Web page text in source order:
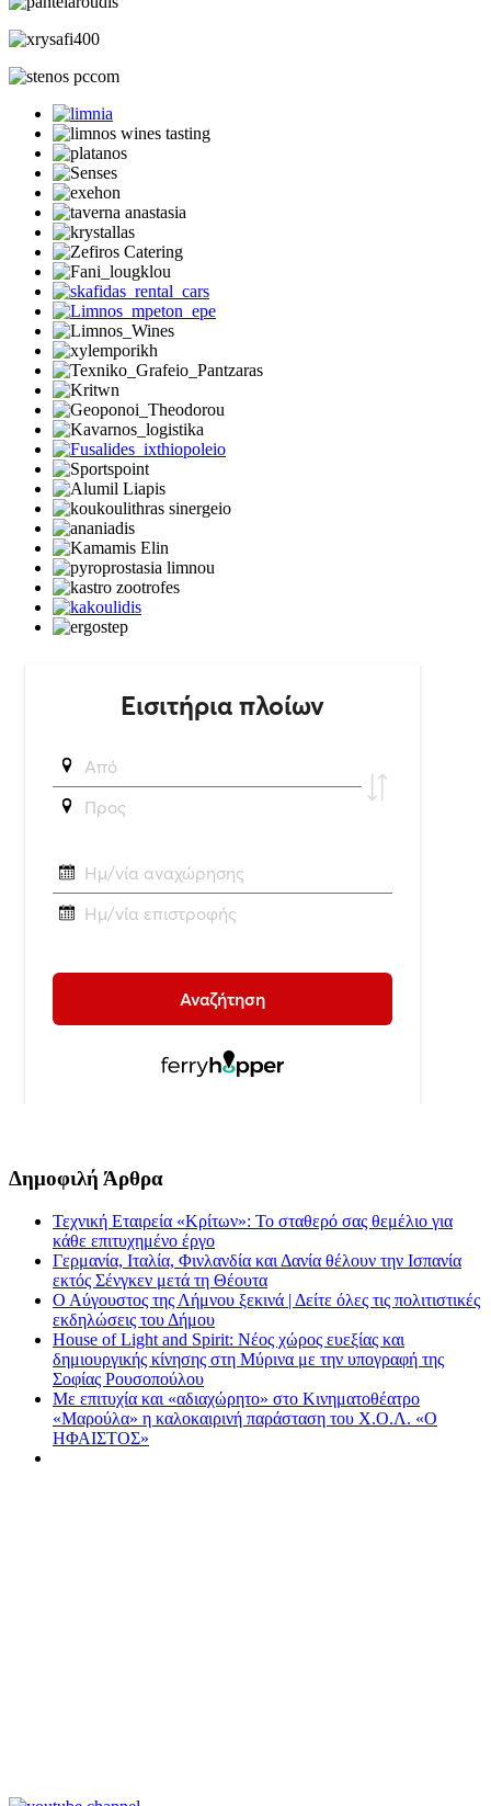
Δημοφιλή Άρθρα
Τεχνική Εταιρεία «Κρίτων»: Το σταθερό σας θεμέλιο για
κάθε επιτυχημένο έργο
Γερμανία, Ιταλία, Φινλανδία και Δανία θέλουν την Ισπανία
εκτός Σένγκεν μετά τη Θέουτα
Ο Αύγουστος της Λήμνου ξεκινά | Δείτε όλες τις πολιτιστικές
εκδηλώσεις του Δήμου
House of Light and Spirit: Νέος χώρος ευεξίας και
δημιουργικής κίνησης στη Μύρινα με την υπογραφή της
Σοφίας Ρουσοπούλου
Με επιτυχία και «αδιαχώρητο» στο Κινηματοθέατρο
«Μαρούλα» η καλοκαιρινή παράσταση του Χ.Ο.Λ. «Ο
ΗΦΑΙΣΤΟΣ»